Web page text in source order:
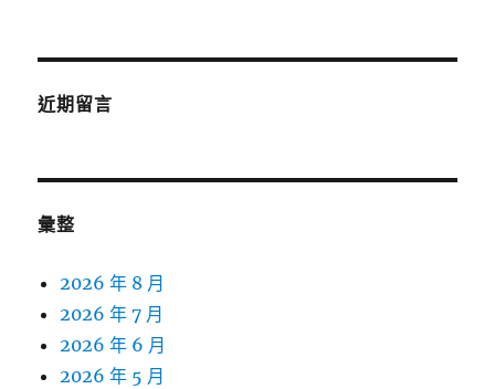
近期留言
彙整
2026 年 8 月
2026 年 7 月
2026 年 6 月
2026 年 5 月